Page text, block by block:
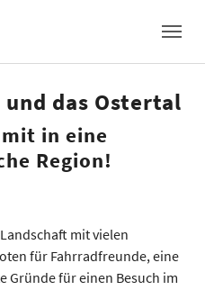
das Ostertal
in eine
Region!
mit vielen
für Fahrradfreunde, eine
Gründe für einen Besuch im